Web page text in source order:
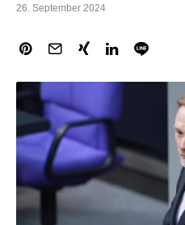
26. September 2024